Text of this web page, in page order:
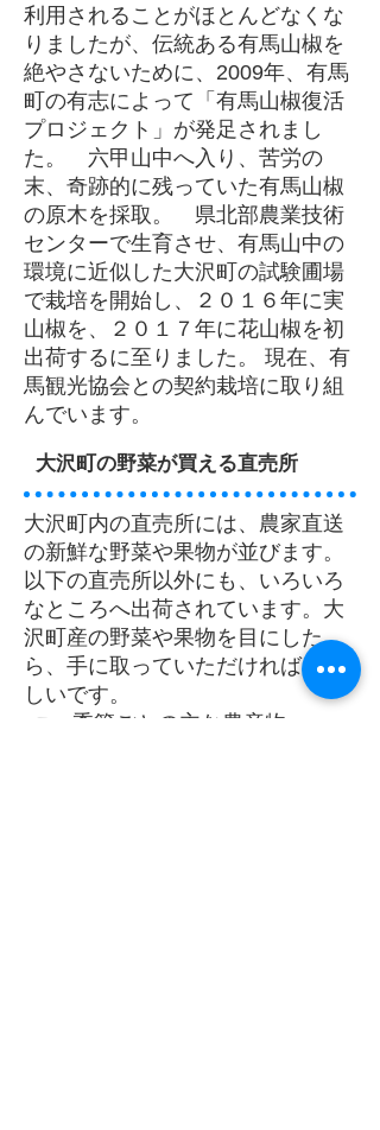
利用されることがほとんどなくな
りましたが、伝統ある有馬山椒を
絶やさないために、2009年、有馬
町の有志によって「有馬山椒復活
プロジェクト」が発足されまし
た。 六甲山中へ入り、苦労の
末、奇跡的に残っていた有馬山椒
の原木を採取。 県北部農業技術
センターで生育させ、有馬山中の
環境に近似した大沢町の試験圃場
で栽培を開始し、２０１６年に実
山椒を、２０１７年に花山椒を初
出荷するに至りました。 現在、有
馬観光協会との契約栽培に取り組
んでいます。
大沢町の野菜が買える直売所
大沢町内の直売所には、農家直送
の新鮮な野菜や果物が並びます。
以下の直売所以外にも、いろいろ
なところへ出荷されています。大
沢町産の野菜や果物を目にした
ら、手に取っていただければうれ
しいです。
☞ 季節ごとの主な農産物